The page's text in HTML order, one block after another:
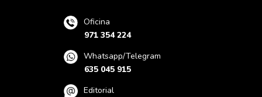
Oficina
971 354 224
Whatsapp/Telegram
635 045 915
Editorial